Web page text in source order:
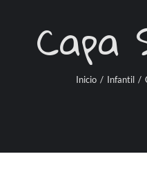
Capa
Inicio / Infantil /